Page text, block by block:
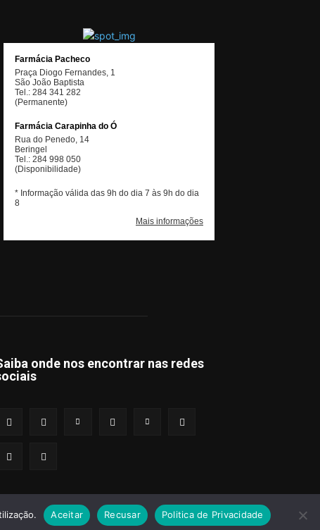
onde nos encontrar nas redes
e Condições Política de Privacidade Publicidade
Aceitar Recusar Politica de Privacidade